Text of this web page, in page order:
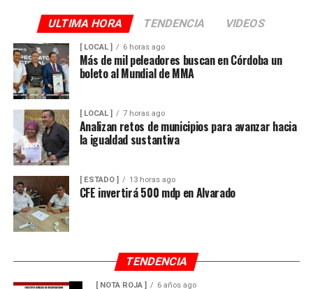
Además de incrementar la capacidad de conducción, la
nueva infraestructura incorpora válvulas y materiales de
mayor resistencia, lo que permitirá mantener una mejor
operación del sistema y disminuir las afectaciones
derivadas de fallas en la red.
Con esta ampliación, las autoridades municipales buscan
fortalecer la infraestructura hidráulica en las
comunidades rurales y mejorar el acceso al agua potable
para cientos de familias que durante años enfrentaron
un servicio irregular.
ULTIMA HORA TENDENCIA VIDEOS
[ LOCAL ] 6 horas ago
Más de mil peleadores buscan en Córdoba un
boleto al Mundial de MMA
[ LOCAL ] 7 horas ago
Analizan retos de municipios para avanzar hacia
la igualdad sustantiva
[ ESTADO ] 13 horas ago
CFE invertirá 500 mdp en Alvarado
TENDENCIA
[ NOTA ROJA ] 6 años ago